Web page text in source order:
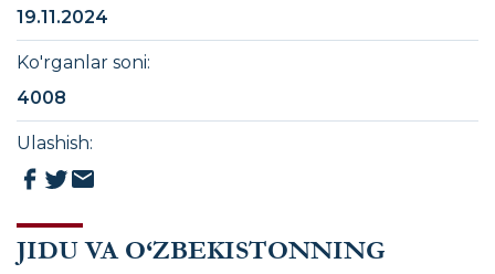
JIDU VA O‘ZBEKISTONNING
19.11.2024
Ko'rganlar soni:
4008
Ulashish: